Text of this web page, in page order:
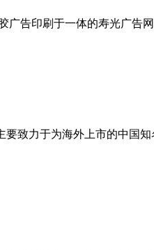
广告印刷于一体的寿光广告
要致力于为海外上市的中国